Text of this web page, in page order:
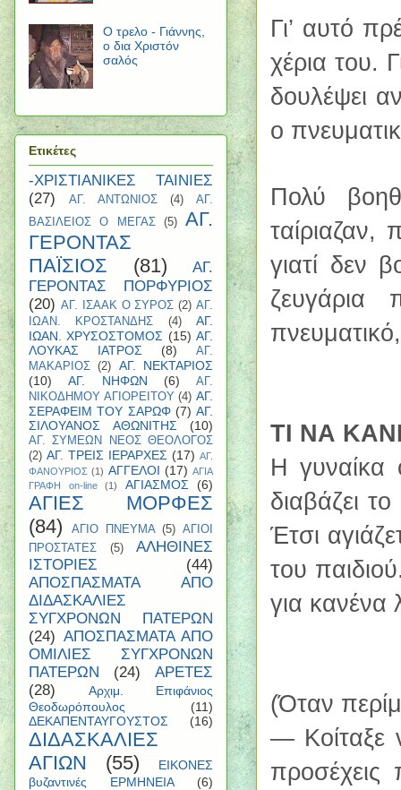
Γι’ αυτό
χέρια του.
δουλέψει
ο
Πολύ
γιατί δεν
ζευγάρια
ΤΙ ΝΑ
Η γυναίκα
διαβάζει
Έτσι
του
για κανένα
(Όταν
— Κοίταξε
Ο τρελο - Γιάννης,
ο δια Χριστόν
σαλός
Ετικέτες
-ΧΡΙΣΤΙΑΝΙΚΕΣ ΤΑΙΝΙΕΣ
(27)
ΑΓ. ΑΝΤΩΝΙΟΣ (4)
ΑΓ.
ΒΑΣΙΛΕΙΟΣ Ο ΜΕΓΑΣ
(5)
ΑΓ.
ΓΕΡΟΝΤΑΣ
ΠΑΪΣΙΟΣ
(81)
ΑΓ.
ΓΕΡΟΝΤΑΣ ΠΟΡΦΥΡΙΟΣ
(20) ΑΓ. ΙΣΑΑΚ Ο ΣΥΡΟΣ (2) ΑΓ.
ΙΩΑΝ. ΚΡΟΣΤΑΝΔΗΣ
(4)
ΑΓ.
ΙΩΑΝ. ΧΡΥΣΟΣΤΟΜΟΣ (15) ΑΓ.
ΛΟΥΚΑΣ ΙΑΤΡΟΣ
(8)
ΑΓ.
ΜΑΚΑΡΙΟΣ (2)
ΑΓ. ΝΕΚΤΑΡΙΟΣ
(10)
ΑΓ. ΝΗΦΩΝ (6)
ΑΓ.
ΝΙΚΟΔΗΜΟΥ ΑΓΙΟΡΕΙΤΟΥ (4) ΑΓ.
ΣΕΡΑΦΕΙΜ ΤΟΥ ΣΑΡΩΦ (7) ΑΓ.
ΣΙΛΟΥΑΝΟΣ ΑΘΩΝΙΤΗΣ
(10)
ΑΓ. ΣΥΜΕΩΝ ΝΕΟΣ ΘΕΟΛΟΓΟΣ
(2) ΑΓ. ΤΡΕΙΣ ΙΕΡΑΡΧΕΣ (17) ΑΓ.
ΦΑΝΟΥΡΙΟΣ (1) ΑΓΓΕΛΟΙ (17) ΑΓΙΑ
ΓΡΑΦΗ on-line
(1) ΑΓΙΑΣΜΟΣ (6)
ΑΓΙΕΣ ΜΟΡΦΕΣ
(84)
ΑΓΙΟ ΠΝΕΥΜΑ (5) ΑΓΙΟΙ
ΠΡΟΣΤΑΤΕΣ
(5)
ΑΛΗΘΙΝΕΣ
ΙΣΤΟΡΙΕΣ
(44)
ΑΠΟΣΠΑΣΜΑΤΑ ΑΠΟ
ΔΙΔΑΣΚΑΛΙΕΣ
ΣΥΓΧΡΟΝΩΝ ΠΑΤΕΡΩΝ
(24) ΑΠΟΣΠΑΣΜΑΤΑ ΑΠΟ
ΟΜΙΛΙΕΣ ΣΥΓΧΡΟΝΩΝ
ΠΑΤΕΡΩΝ
(24)
ΑΡΕΤΕΣ
(28)
Αρχιμ. Επιφάνιος
Θεοδωρόπουλος
(11)
ΔΕΚΑΠΕΝΤΑΥΓΟΥΣΤΟΣ
(16)
ΔΙΔΑΣΚΑΛΙΕΣ
ΑΓΙΩΝ
(55)
ΕΙΚΟΝΕΣ
βυζαντινές ΕΡΜΗΝΕΙΑ
(6)